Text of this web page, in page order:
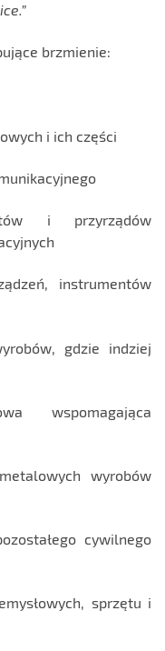
brzmienie:
i ich części
i przyrządów
instrumentów
gdzie indziej
wspomagająca
wyrobów
cywilnego
sprzętu i